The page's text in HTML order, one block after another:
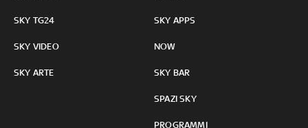
SKY TG24
SKY VIDEO
SKY ARTE
SKY APPS
NOW
SKY BAR
SPAZI SKY
PROGRAMMI